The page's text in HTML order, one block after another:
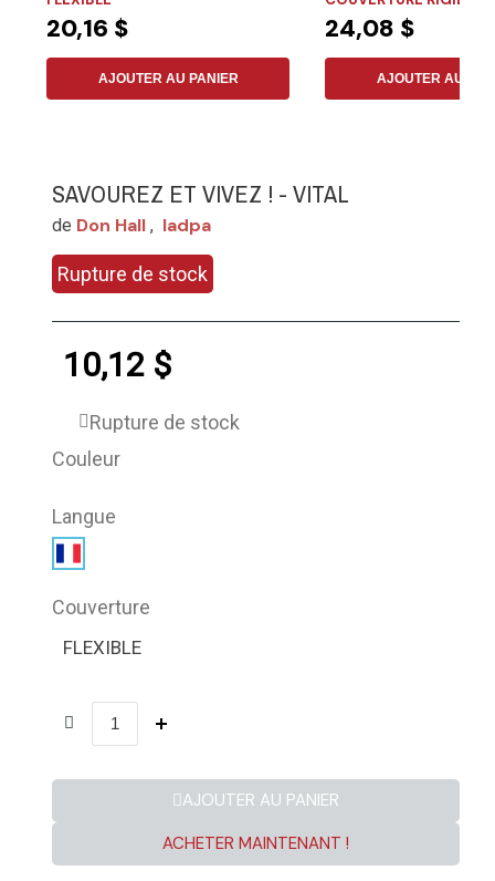
20,16 $
AJOUTER AU PANIER
24,08 $
AJOUTER AU
SAVOUREZ ET VIVEZ ! - VITAL
de Don Hall , Iadpa
Rupture de stock
10,12 $
Rupture de stock
Couleur
Langue
Couverture
FLEXIBLE
AJOUTER AU PANIER
ACHETER MAINTENANT !